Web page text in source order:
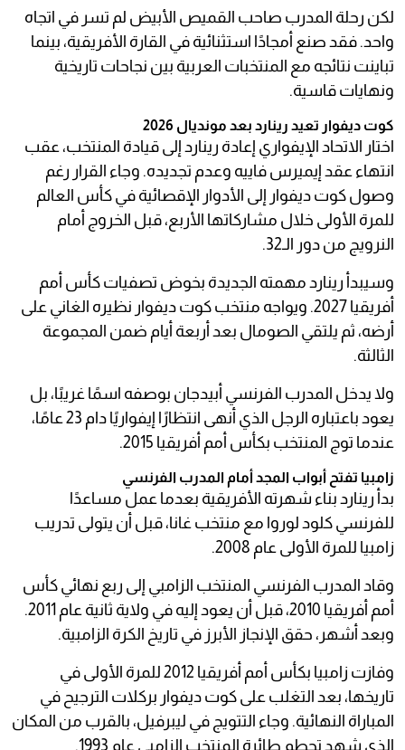
لكن رحلة المدرب صاحب القميص الأبيض لم تسر في اتجاه
واحد. فقد صنع أمجادًا استثنائية في القارة الأفريقية، بينما
تباينت نتائجه مع المنتخبات العربية بين نجاحات تاريخية
ونهايات قاسية.
كوت ديفوار تعيد رينارد بعد مونديال 2026
اختار الاتحاد الإيفواري إعادة رينارد إلى قيادة المنتخب، عقب
انتهاء عقد إيميرس فاييه وعدم تجديده. وجاء القرار رغم
وصول كوت ديفوار إلى الأدوار الإقصائية في كأس العالم
للمرة الأولى خلال مشاركاتها الأربع، قبل الخروج أمام
النرويج من دور الـ32.
وسيبدأ رينارد مهمته الجديدة بخوض تصفيات كأس أمم
أفريقيا 2027. ويواجه منتخب كوت ديفوار نظيره الغاني على
أرضه، ثم يلتقي الصومال بعد أربعة أيام ضمن المجموعة
الثالثة.
ولا يدخل المدرب الفرنسي أبيدجان بوصفه اسمًا غريبًا، بل
يعود باعتباره الرجل الذي أنهى انتظارًا إيفواريًا دام 23 عامًا،
عندما توج المنتخب بكأس أمم أفريقيا 2015.
زامبيا تفتح أبواب المجد أمام المدرب الفرنسي
بدأ رينارد بناء شهرته الأفريقية بعدما عمل مساعدًا
للفرنسي كلود لوروا مع منتخب غانا، قبل أن يتولى تدريب
زامبيا للمرة الأولى عام 2008.
وقاد المدرب الفرنسي المنتخب الزامبي إلى ربع نهائي كأس
أمم أفريقيا 2010، قبل أن يعود إليه في ولاية ثانية عام 2011.
وبعد أشهر، حقق الإنجاز الأبرز في تاريخ الكرة الزامبية.
وفازت زامبيا بكأس أمم أفريقيا 2012 للمرة الأولى في
تاريخها، بعد التغلب على كوت ديفوار بركلات الترجيح في
المباراة النهائية. وجاء التتويج في ليبرفيل، بالقرب من المكان
الذي شهد تحطم طائرة المنتخب الزامبي عام 1993.